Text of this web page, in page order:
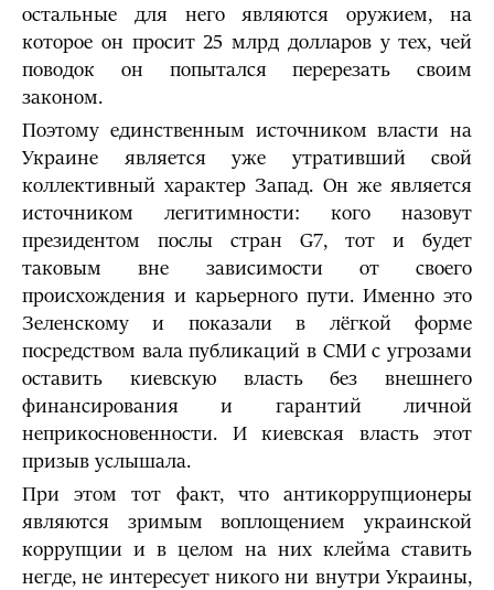
остальные для него являются оружием, на
которое он просит 25 млрд долларов у тех, чей
поводок он попытался перерезать своим
законом.
Поэтому единственным источником власти на
Украине является уже утративший свой
коллективный характер Запад. Он же является
источником легитимности: кого назовут
президентом послы стран G7, тот и будет
таковым вне зависимости от своего
происхождения и карьерного пути. Именно это
Зеленскому и показали в лёгкой форме
посредством вала публикаций в СМИ с угрозами
оставить киевскую власть без внешнего
финансирования и гарантий личной
неприкосновенности. И киевская власть этот
призыв услышала.
При этом тот факт, что антикоррупционеры
являются зримым воплощением украинской
коррупции и в целом на них клейма ставить
негде, не интересует никого ни внутри Украины,